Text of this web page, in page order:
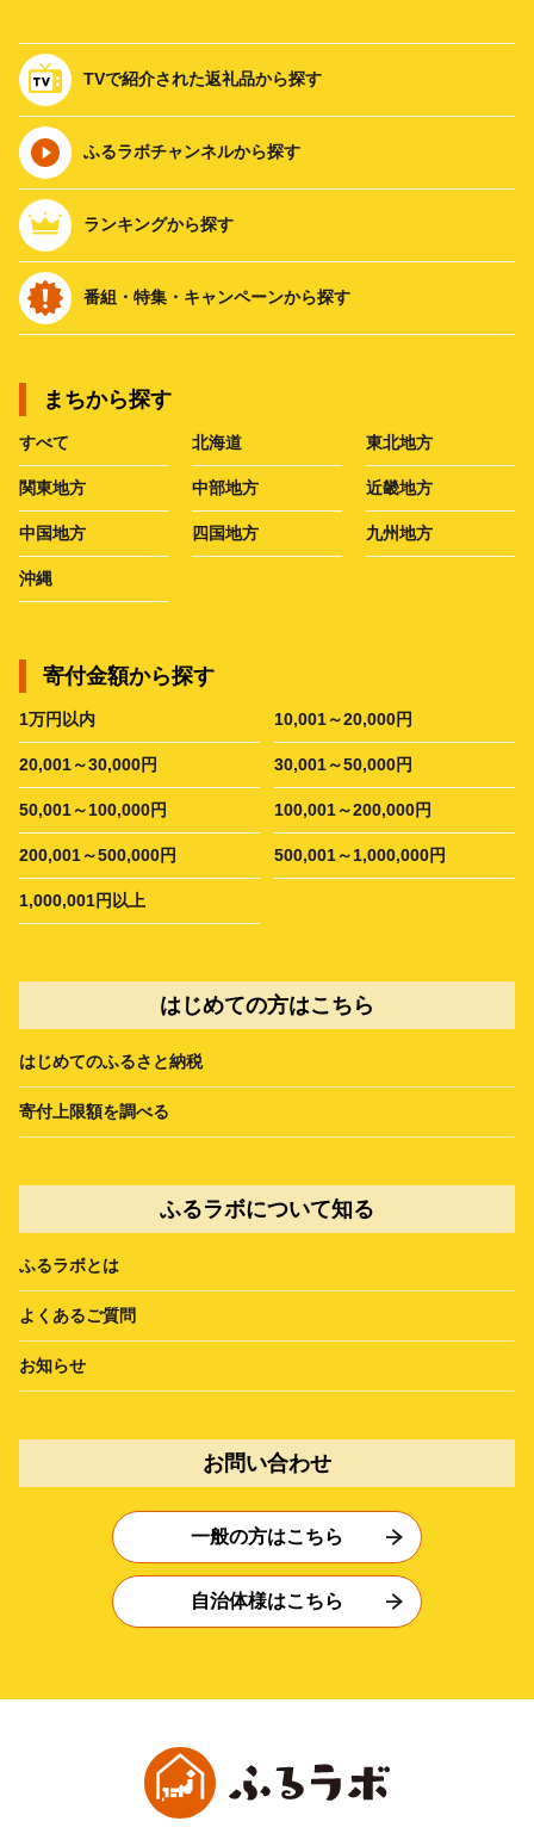
TVで紹介された返礼品から探す
ふるラボチャンネルから探す
ランキングから探す
番組・特集・キャンペーンから探す
まちから探す
すべて 北海道 東北地方
関東地方 中部地方 近畿地方
中国地方 四国地方 九州地方
沖縄
寄付金額から探す
1万円以内 10,001～20,000円
20,001～30,000円 30,001～50,000円
50,001～100,000円 100,001～200,000円
200,001～500,000円 500,001～1,000,000円
1,000,001円以上
はじめての方はこちら
はじめてのふるさと納税
寄付上限額を調べる
ふるラボについて知る
ふるラボとは
よくあるご質問
お知らせ
お問い合わせ
一般の方はこちら
自治体様はこちら